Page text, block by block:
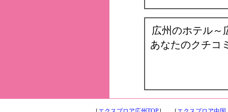
広州のホテル～
あなたのクチコ